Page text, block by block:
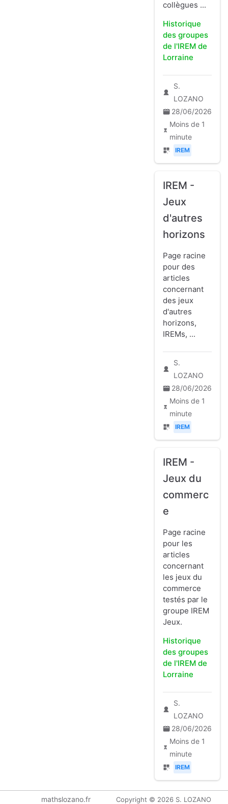
collègues ...
Historique
des groupes
de l'IREM de
Lorraine
S.
LOZANO
28/06/2026
Moins de 1
minute
IREM
IREM -
Jeux
d'autres
horizons
Page racine
pour des
articles
concernant
des jeux
d'autres
horizons,
IREMs, ...
S.
LOZANO
28/06/2026
Moins de 1
minute
IREM
IREM -
Jeux du
commerc
e
Page racine
pour les
articles
concernant
les jeux du
commerce
testés par le
groupe IREM
Jeux.
Historique
des groupes
de l'IREM de
Lorraine
S.
LOZANO
28/06/2026
Moins de 1
minute
IREM
mathslozano.fr Copyright © 2026 S. LOZANO